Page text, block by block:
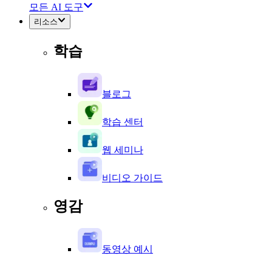
모든 AI 도구
리소스
학습
블로그
학습 센터
웹 세미나
비디오 가이드
영감
동영상 예시